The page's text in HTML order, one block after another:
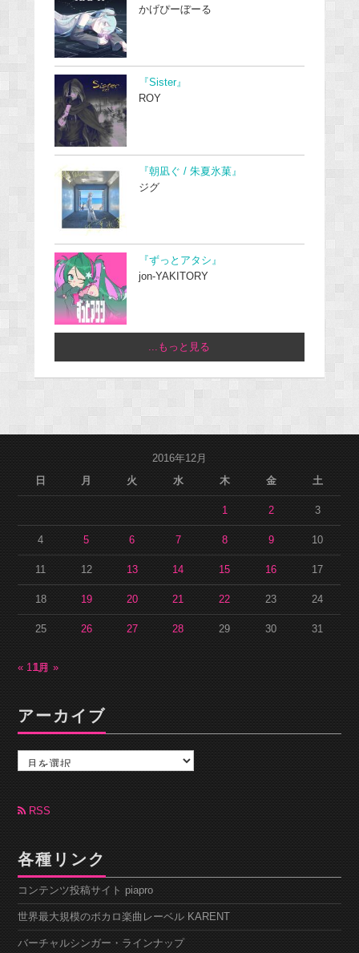
かげぴーぼーる
『Sister』
ROY
『朝凪ぐ / 朱夏氷菓』
ジグ
『ずっとアタシ』
jon-YAKITORY
...もっと見る
2016年12月
日
月 火 水 木 金 土
1 2 3
4 5 6 7 8 9 10
11 12 13 14 15 16 17
18 19 20 21 22 23 24
25 26 27 28 29 30 31
« 11月1月 »
アーカイブ
カ
ブ RSS
各種リンク
コンテンツ投稿サイト piapro
世界最大規模のボカロ楽曲レーベル KARENT
バーチャルシンガー・ラインナップ